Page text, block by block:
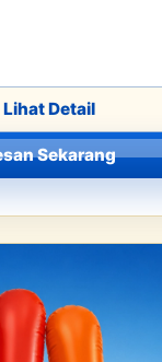
Lihat Detail
Sekarang